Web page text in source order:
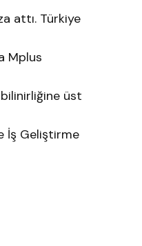
attı. Türkiye
Mplus
üst
İş Geliştirme